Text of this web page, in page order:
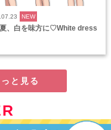
NEW
、白を味方に♡White dress
と見る